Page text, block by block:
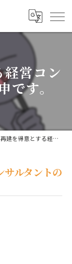
営コン
です。
意とする経営コンサルタントの毛利京申です。
サルタントの